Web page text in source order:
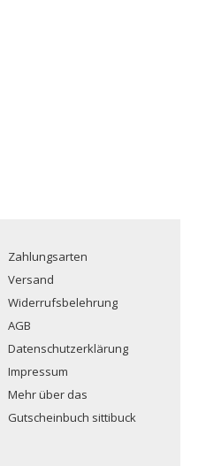
Zahlungsarten
Versand
Widerrufsbelehrung
AGB
Datenschutzerklärung
Impressum
Mehr über das
Gutscheinbuch sittibuck